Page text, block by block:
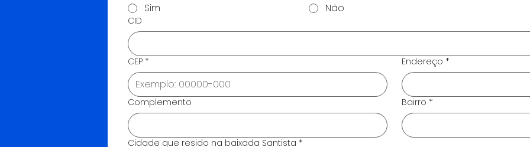
Sim Não
CID
CEP * Endereço *
Complemento Bairro *
Cidade que resido na baixada Santista *